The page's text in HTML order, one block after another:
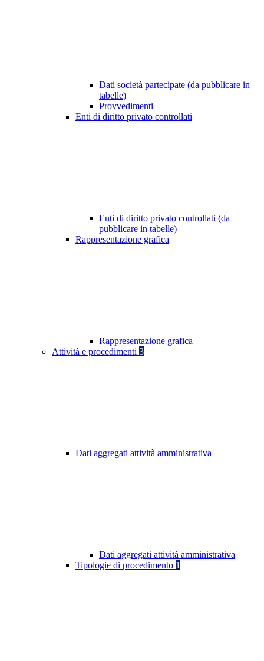
Dati società partecipate (da pubblicare in
tabelle)
Provvedimenti
Enti di diritto privato controllati
Enti di diritto privato controllati (da
pubblicare in tabelle)
Rappresentazione grafica
Rappresentazione grafica
Attività e procedimenti 3
Dati aggregati attività amministrativa
Dati aggregati attività amministrativa
Tipologie di procedimento 1